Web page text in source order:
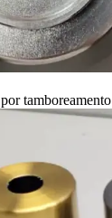
tamboreamento